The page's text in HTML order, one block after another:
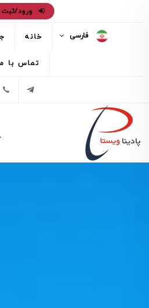
ورود/ثبت
فارسی خانه
تماس با
تلگرام